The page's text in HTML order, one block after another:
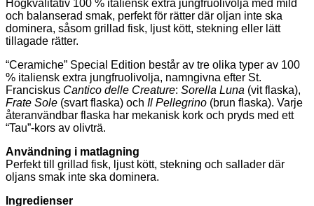
Högkvalitativ 100 % italiensk extra jungfruolivolja med mild
och balanserad smak, perfekt för rätter där oljan inte ska
dominera, såsom grillad fisk, ljust kött, stekning eller lätt
tillagade rätter.
“Ceramiche” Special Edition består av tre olika typer av 100
% italiensk extra jungfruolivolja, namngivna efter St.
Franciskus Cantico delle Creature: Sorella Luna (vit flaska),
Frate Sole (svart flaska) och Il Pellegrino (brun flaska). Varje
återanvändbar flaska har mekanisk kork och pryds med ett
“Tau”-kors av olivträ.
Användning i matlagning
Perfekt till grillad fisk, ljust kött, stekning och sallader där
oljans smak inte ska dominera.
Ingredienser